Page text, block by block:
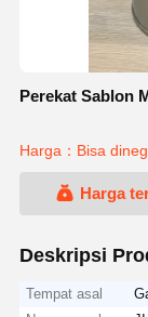
Perekat Sablon
Harga：Bisa
Harga
Deskripsi
Tempat asal